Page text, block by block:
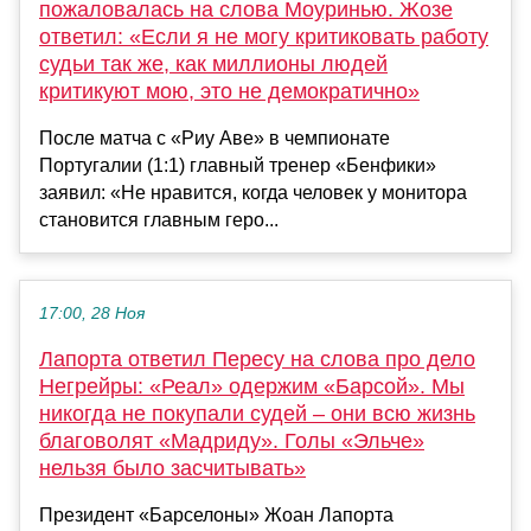
пожаловалась на слова Моуринью. Жозе
ответил: «Если я не могу критиковать работу
судьи так же, как миллионы людей
критикуют мою, это не демократично»
После матча с «Риу Аве» в чемпионате
Португалии (1:1) главный тренер «Бенфики»
заявил: «Не нравится, когда человек у монитора
становится главным геро...
17:00, 28 Ноя
Лапорта ответил Пересу на слова про дело
Негрейры: «Реал» одержим «Барсой». Мы
никогда не покупали судей – они всю жизнь
благоволят «Мадриду». Голы «Эльче»
нельзя было засчитывать»
Президент «Барселоны» Жоан Лапорта